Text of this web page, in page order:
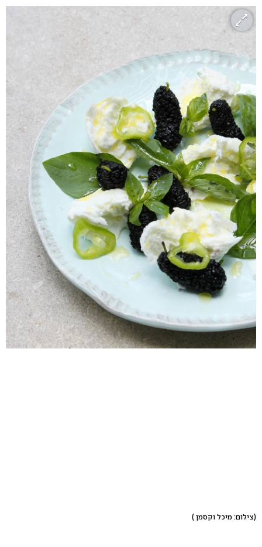
(צילום: מיכל וקסמן )